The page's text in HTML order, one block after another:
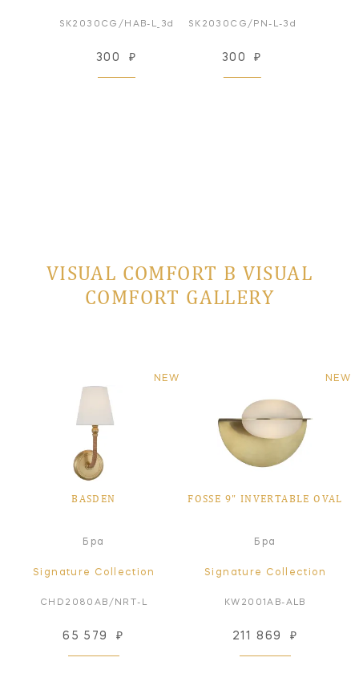
SK2030CG/HAB-L_3d
300 ₽
SK2030CG/PN-L-3d
300 ₽
VISUAL COMFORT В VISUAL
COMFORT GALLERY
NEW
BASDEN
Бра
Signature Collection
CHD2080AB/NRT-L
65 579 ₽
NEW
FOSSE 9" INVERTABLE OVAL
Бра
Signature Collection
KW2001AB-ALB
211 869 ₽